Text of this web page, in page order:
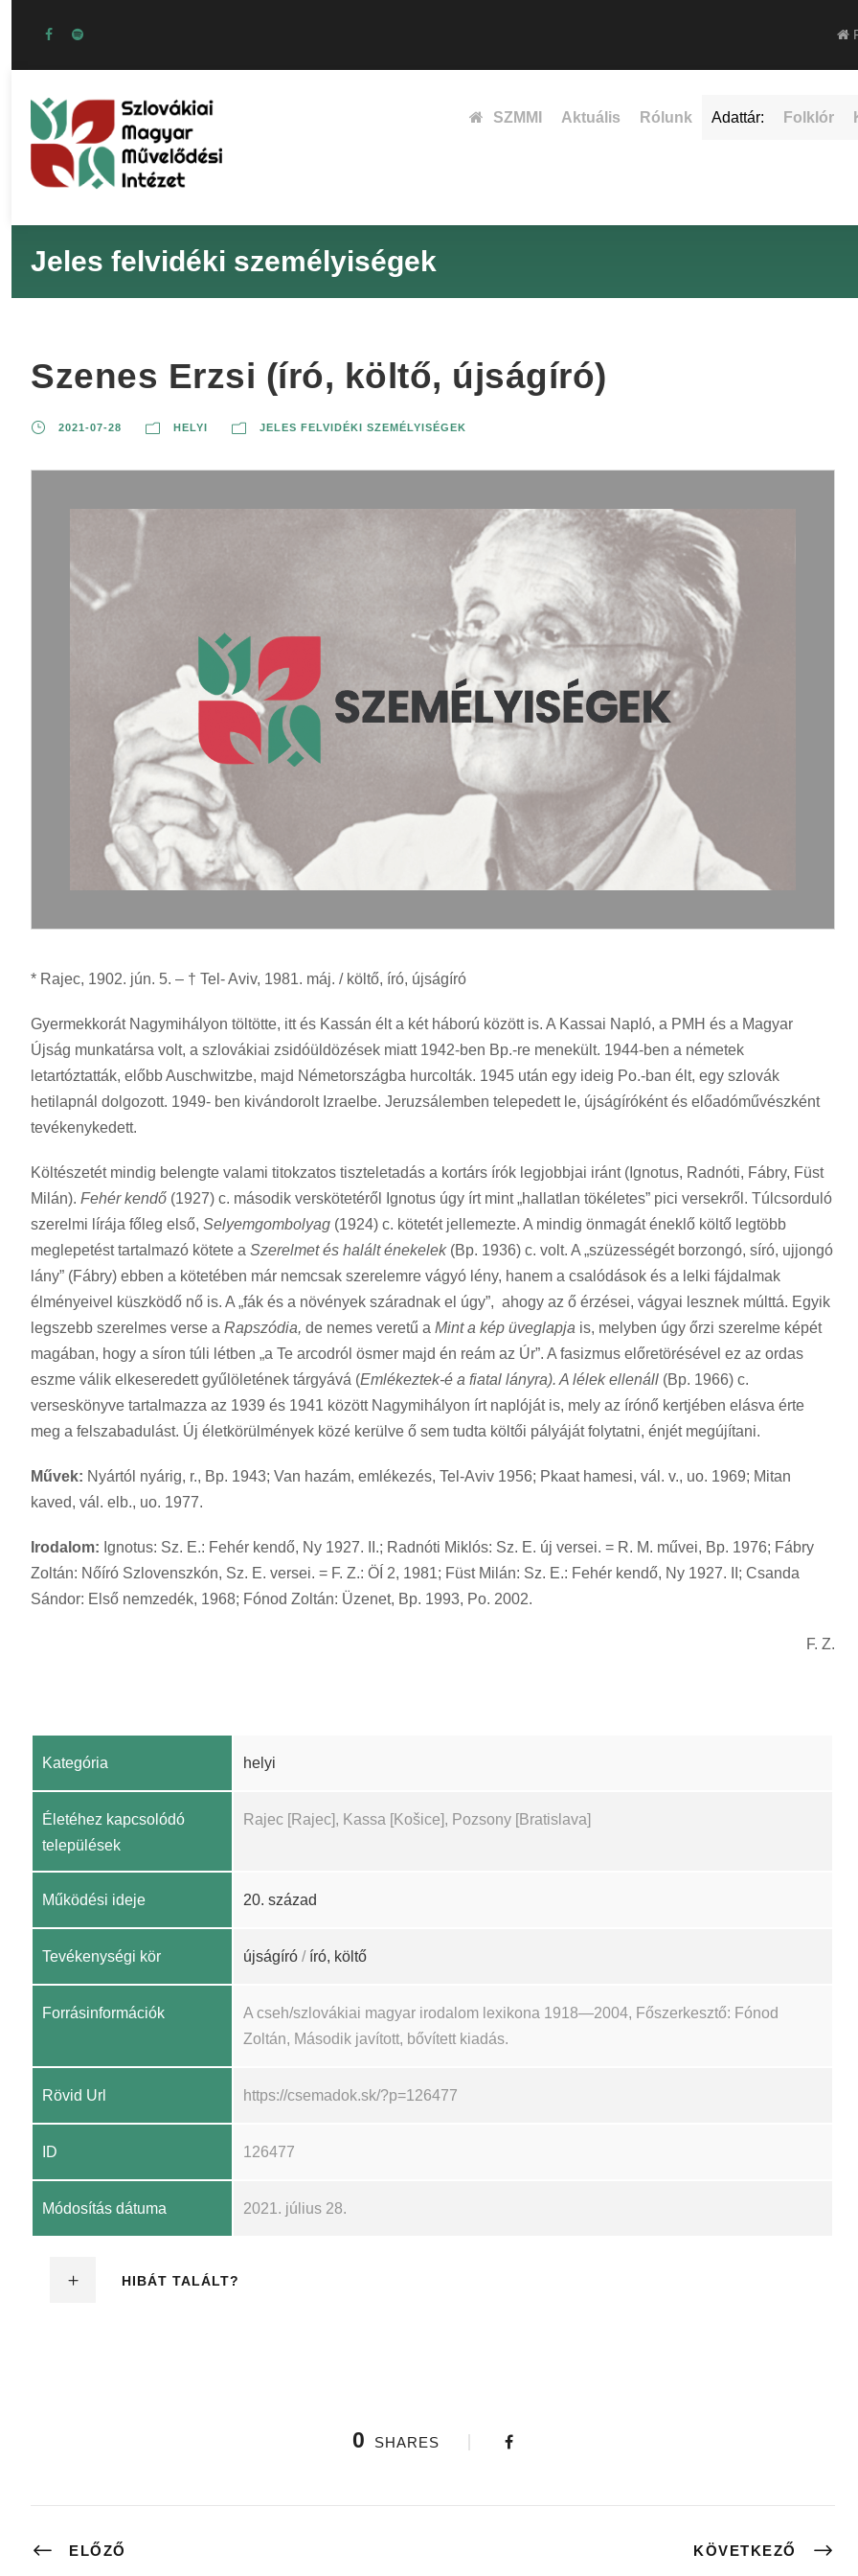
SZMMI Aktuális Rólunk Adattár: Folklór
Jeles felvidéki személyiségek
Szenes Erzsi (író, költő, újságíró)
2021-07-28 HELYI JELES FELVIDÉKI SZEMÉLYISÉGEK
* Rajec, 1902. jún. 5. – † Tel- Aviv, 1981. máj. / költő, író, újságíró
Gyermekkorát Nagymihályon töltötte, itt és Kassán élt a két háború között is. A Kassai Napló, a PMH és a Magyar
Újság munkatársa volt, a szlovákiai zsidóüldözések miatt 1942-ben Bp.-re menekült. 1944-ben a németek
letartóztatták, előbb Auschwitzbe, majd Németországba hurcolták. 1945 után egy ideig Po.-ban élt, egy szlovák
hetilapnál dolgozott. 1949- ben kivándorolt Izraelbe. Jeruzsálemben telepedett le, újságíróként és előadóművészként
tevékenykedett.
Költészetét mindig belengte valami titokzatos tiszteletadás a kortárs írók legjobbjai iránt (Ignotus, Radnóti, Fábry, Füst
Milán). Fehér kendő (1927) c. második verskötetéről Ignotus úgy írt mint „hallatlan tökéletes” pici versekről. Túlcsorduló
szerelmi lírája főleg első, Selyemgombolyag (1924) c. kötetét jellemezte. A mindig önmagát éneklő költő legtöbb
meglepetést tartalmazó kötete a Szerelmet és halált énekelek (Bp. 1936) c. volt. A „szüzességét borzongó, síró, ujjongó
lány” (Fábry) ebben a kötetében már nemcsak szerelemre vágyó lény, hanem a csalódások és a lelki fájdalmak
élményeivel küszködő nő is. A „fák és a növények száradnak el úgy”, ahogy az ő érzései, vágyai lesznek múlttá. Egyik
legszebb szerelmes verse a Rapszódia, de nemes veretű a Mint a kép üveglapja is, melyben úgy őrzi szerelme képét
magában, hogy a síron túli létben „a Te arcodról ösmer majd én reám az Úr”. A fasizmus előretörésével ez az ordas
eszme válik elkeseredett gyűlöletének tárgyává (Emlékeztek-é a fiatal lányra). A lélek ellenáll (Bp. 1966) c.
verseskönyve tartalmazza az 1939 és 1941 között Nagymihályon írt naplóját is, mely az írónő kertjében elásva érte
meg a felszabadulást. Új életkörülmények közé kerülve ő sem tudta költői pályáját folytatni, énjét megújítani.
Művek: Nyártól nyárig, r., Bp. 1943; Van hazám, emlékezés, Tel-Aviv 1956; Pkaat hamesi, vál. v., uo. 1969; Mitan
kaved, vál. elb., uo. 1977.
Irodalom: Ignotus: Sz. E.: Fehér kendő, Ny 1927. II.; Radnóti Miklós: Sz. E. új versei. = R. M. művei, Bp. 1976; Fábry
Zoltán: Nőíró Szlovenszkón, Sz. E. versei. = F. Z.: ÖÍ 2, 1981; Füst Milán: Sz. E.: Fehér kendő, Ny 1927. II; Csanda
Sándor: Első nemzedék, 1968; Fónod Zoltán: Üzenet, Bp. 1993, Po. 2002.
F. Z.
Kategória helyi
Életéhez kapcsolódó
települések
Rajec [Rajec], Kassa [Košice], Pozsony [Bratislava]
Működési ideje 20. század
Tevékenységi kör újságíró / író, költő
Forrásinformációk
A cseh/szlovákiai magyar irodalom lexikona 1918—2004, Főszerkesztő: Fónod
Zoltán, Második javított, bővített kiadás.
Rövid Url https://csemadok.sk/?p=126477
ID 126477
Módosítás dátuma 2021. július 28.
HIBÁT TALÁLT?
0 SHARES
ELŐZŐ KÖVETKEZŐ